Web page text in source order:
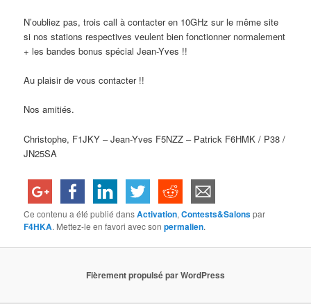
N’oubliez pas, trois call à contacter en 10GHz sur le même site
si nos stations respectives veulent bien fonctionner normalement
+ les bandes bonus spécial Jean-Yves !!
Au plaisir de vous contacter !!
Nos amitiés.
Christophe, F1JKY – Jean-Yves F5NZZ – Patrick F6HMK / P38 /
JN25SA
Ce contenu a été publié dansActivation,Contests&Salonspar
F4HKA. Mettez-le en favori avec sonpermalien.
Fièrement propulsé par WordPress